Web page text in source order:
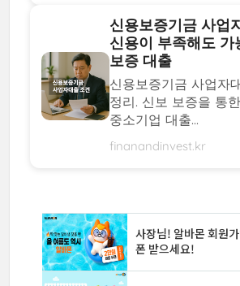
신용보증기금 사업
신용이 부족해도 가
보증 대출
신용보증기금 사업자
정리. 신보 보증을 통
중소기업 대출...
finanandinvest.kr